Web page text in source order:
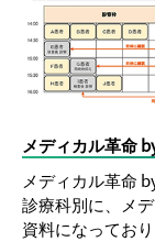
メディカル革命
メディカル革命
診療科別に、メ
資料になっており